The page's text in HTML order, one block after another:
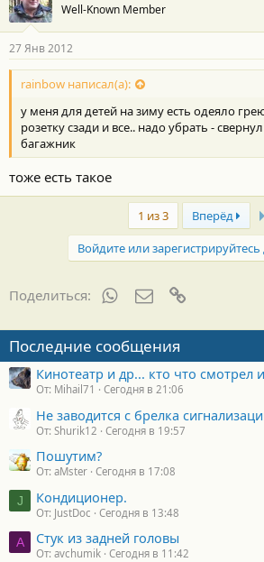
Well-Known Member
27 Янв 2012
rainbow написал(а):
у меня для детей на зиму есть одеяло
розетку сзади и все.. надо убрать -
багажник
тоже есть такое
1 из 3 Вперёд
Войдите или зарегистрируйтесь
Поделиться: WhatsAppЭлектронная
Последние сообщения
Кинотеатр и др... кто что смотрел
От: Mihail71 Сегодня в 21:06
Не заводится с брелка
От: Shurik12 Сегодня в 19:57
Пошутим?
От: aMster Сегодня в 17:08
J Кондиционер.
От: JustDoc Сегодня в 13:48
A Стук из задней головы
От: avchumik Сегодня в 11:42